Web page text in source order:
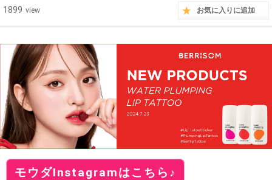
1899 view お気に入りに追加
モウダInstagramはこちら♪